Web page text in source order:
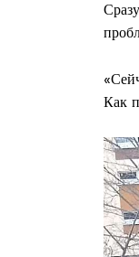
Как